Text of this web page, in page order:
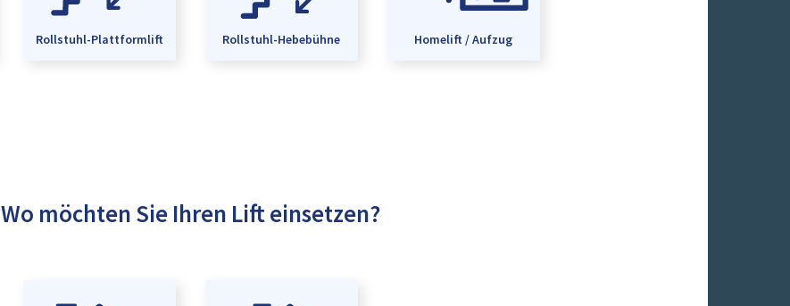
Rollstuhl-Plattformlift Rollstuhl-Hebebühne Homelift / Aufzug
Wo möchten Sie Ihren Lift einsetzen?